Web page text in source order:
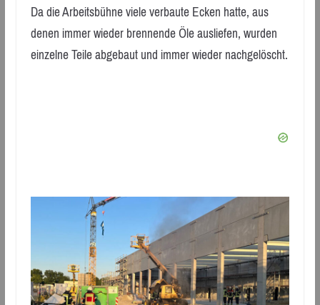
Da die Arbeitsbühne viele verbaute Ecken hatte, aus
denen immer wieder brennende Öle ausliefen, wurden
einzelne Teile abgebaut und immer wieder nachgelöscht.